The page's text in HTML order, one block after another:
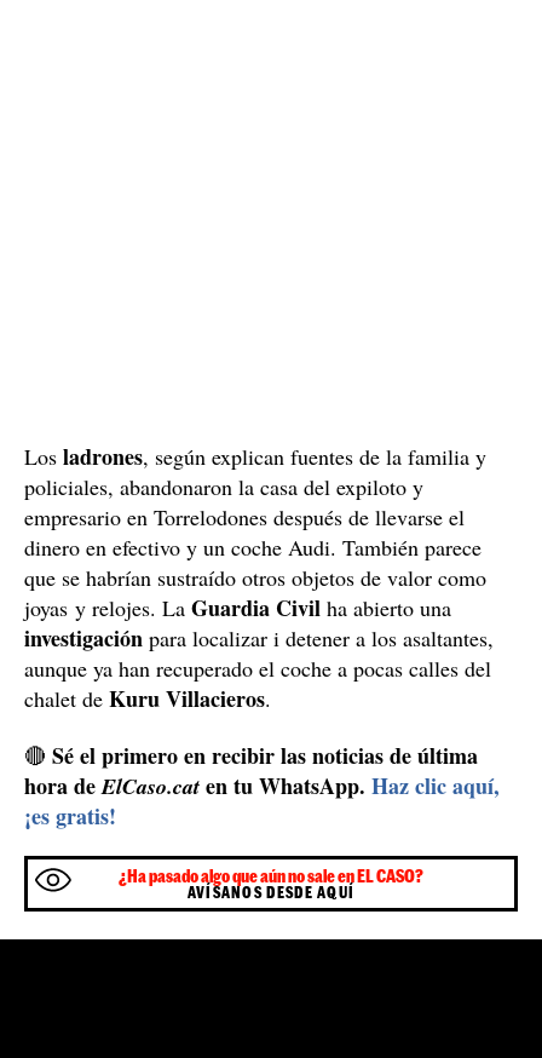
Los ladrones, según explican fuentes de la familia y
policiales, abandonaron la casa del expiloto y
empresario en Torrelodones después de llevarse el
dinero en efectivo y un coche Audi. También parece
que se habrían sustraído otros objetos de valor como
joyas y relojes. La Guardia Civil ha abierto una
investigación para localizar i detener a los asaltantes,
aunque ya han recuperado el coche a pocas calles del
chalet de Kuru Villacieros.
🔴 Sé el primero en recibir las noticias de última
hora deElCaso.cat en tu WhatsApp. Haz clic aquí,
¡es gratis!
¿Ha pasado algo que aún no sale en EL CASO?
AVÍSANOS DESDE AQUÍ